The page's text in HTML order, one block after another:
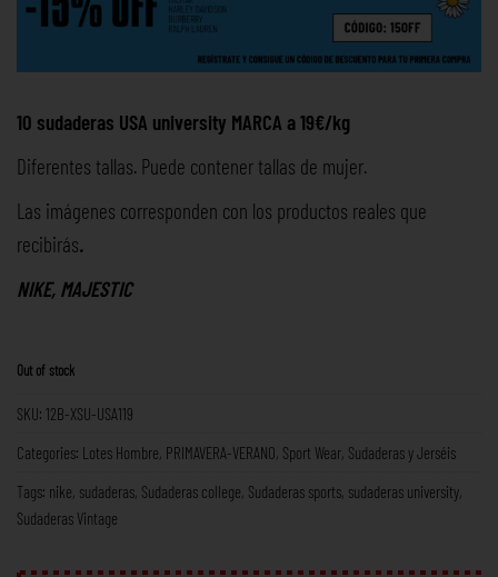
10 sudaderas USA university MARCA a 19€/kg
Diferentes tallas. Puede contener tallas de mujer.
Las imágenes corresponden con los productos reales que
recibirás.
NIKE, MAJESTIC
Out of stock
SKU: 12B-XSU-USA119
Categories: Lotes Hombre PRIMAVERA-VERANO Sport Wear Sudaderas y Jerséis
Tags: nike sudaderas Sudaderas college Sudaderas sports sudaderas university
Sudaderas Vintage